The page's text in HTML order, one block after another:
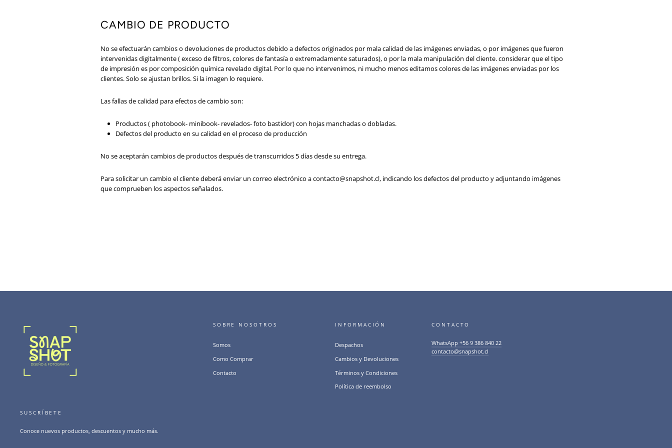
CAMBIO DE PRODUCTO
No se efectuarán cambios o devoluciones de productos debido a defectos originados por mala calidad de las imágenes enviadas, o por imágenes que fueron
intervenidas digitalmente ( exceso de filtros, colores de fantasía o extremadamente saturados), o por la mala manipulación del cliente. considerar queel tipo
de impresión es por composición química revelado digital. Por lo que no intervenimos, ni mucho menos editamos colores de las imágenes enviadas por los
clientes. Solo se ajustan brillos. Si la imagen lo requiere.
Las fallas de calidad para efectos de cambio son:
Productos ( photobook- minibook- revelados- foto bastidor) con hojas manchadas o dobladas.
Defectos del producto en su calidad en el proceso de producción
No se aceptarán cambios de productos después de transcurridos 5 días desde su entrega.
Para solicitar un cambio el cliente deberá enviar un correo electrónico a contacto@snapshot.cl, indicando los defectos del producto y adjuntando imágenes
que comprueben los aspectos señalados.
SOBRE NOSOTROS
Somos
Como Comprar
Contacto
INFORMACIÓN
Despachos
Cambios y Devoluciones
Términos y Condiciones
Política de reembolso
CONTACTO
WhatsApp +56 9 386 840 22
contacto@snapshot.cl
SUSCRÍBETE
Conoce nuevos productos, descuentos y mucho más.